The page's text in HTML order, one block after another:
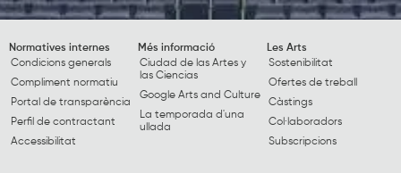
Normatives internes
Condicions generals
Compliment normatiu
Portal de transparència
Perfil de contractant
Accessibilitat
Més informació
Ciudad de las Artes y
las Ciencias
Google Arts and Culture
La temporada d'una
ullada
Les Arts
Sostenibilitat
Ofertes de treball
Càstings
Col·laboradors
Subscripcions